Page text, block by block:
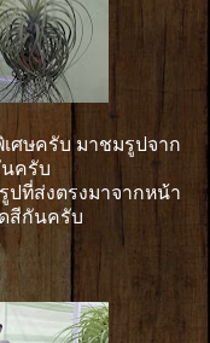
ศษครับ มาชมรูปจาก
ครับ
ปที่ส่งตรงมาจากหน้า
สีกันครับ